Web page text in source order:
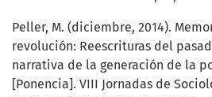
Peller, M. (diciembre, 2014).
revolución: Reescrituras del
narrativa de la generación de la
[Ponencia]. VIII Jornadas de